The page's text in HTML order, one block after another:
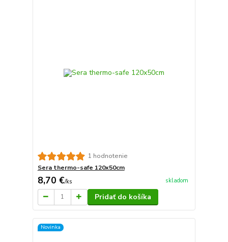
1 hodnotenie
Sera thermo-safe 120x50cm
8,70 €/ks skladom
Pridať do košíka
Novinka